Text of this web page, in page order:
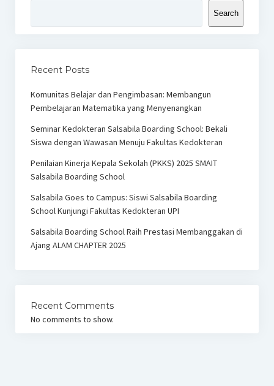
Search
Recent Posts
Komunitas Belajar dan Pengimbasan: Membangun
Pembelajaran Matematika yang Menyenangkan
Seminar Kedokteran Salsabila Boarding School: Bekali
Siswa dengan Wawasan Menuju Fakultas Kedokteran
Penilaian Kinerja Kepala Sekolah (PKKS) 2025 SMAIT
Salsabila Boarding School
Salsabila Goes to Campus: Siswi Salsabila Boarding
School Kunjungi Fakultas Kedokteran UPI
Salsabila Boarding School Raih Prestasi Membanggakan di
Ajang ALAM CHAPTER 2025
Recent Comments
No comments to show.